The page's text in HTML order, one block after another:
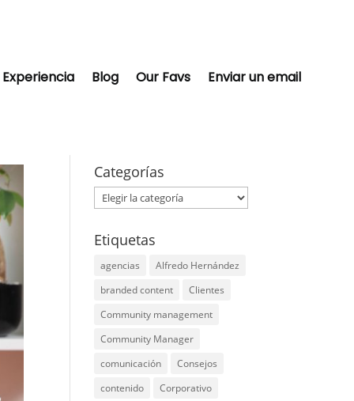
Experiencia Blog Our Favs Enviar un email
Categorías
Categorías
Etiquetas
agencias
Alfredo Hernández
branded content
Clientes
Community management
Community Manager
comunicación
Consejos
contenido
Corporativo